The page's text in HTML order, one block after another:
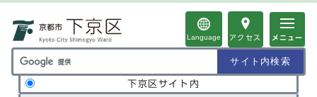
Language アクセス メニュー
サイト内検索の範囲
下京区サイト内